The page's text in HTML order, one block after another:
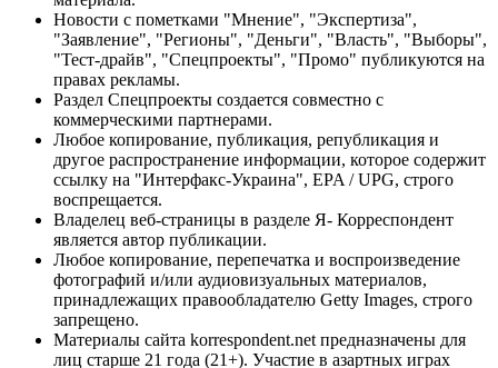
Новости с пометками "Мнение", "Экспертиза",
"Заявление", "Регионы", "Деньги", "Власть", "Выборы",
"Тест-драйв", "Спецпроекты", "Промо" публикуются на
правах рекламы.
Раздел Спецпроекты создается совместно с
коммерческими партнерами.
Любое копирование, публикация, републикация и
другое распространение информации, которое содержит
ссылку на "Интерфакс-Украина", EPA / UPG, строго
воспрещается.
Владелец веб-страницы в разделе Я- Корреспондент
является автор публикации.
Любое копирование, перепечатка и воспроизведение
фотографий и/или аудиовизуальных материалов,
принадлежащих правообладателю Getty Images, строго
запрещено.
Материалы сайта korrespondent.net предназначены для
лиц старше 21 года (21+). Участие в азартных играх